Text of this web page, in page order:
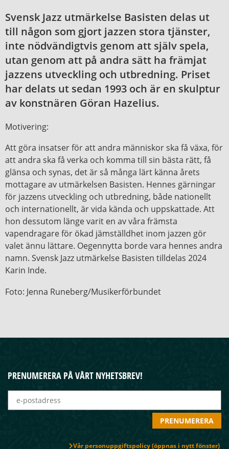
Svensk Jazz utmärkelse Basisten delas ut
till någon som gjort jazzen stora tjänster,
inte nödvändigtvis genom att själv spela,
utan genom att på andra sätt ha främjat
jazzens utveckling och utbredning. Priset
har delats ut sedan 1993 och är en skulptur
av konstnären Göran Hazelius.
Motivering:
Att göra insatser för att andra människor ska få växa, för
att andra ska få verka och komma till sin bästa rätt, få
glänsa och synas, det är så många lärt känna årets
mottagare av utmärkelsen Basisten. Hennes gärningar
för jazzens utveckling och utbredning, både nationellt
och internationellt, är vida kända och uppskattade. Att
hon dessutom länge varit en av våra främsta
vapendragare för ökad jämställdhet inom jazzen gör
valet ännu lättare. Oegennytta borde vara hennes andra
namn. Svensk Jazz utmärkelse Basisten tilldelas 2024
Karin Inde.
Foto: Jenna Runeberg/Musikerförbundet
PRENUMERERA PÅ VÅRT NYHETSBREV!
Vår personuppgiftspolicy (öppnas i nytt fönster)